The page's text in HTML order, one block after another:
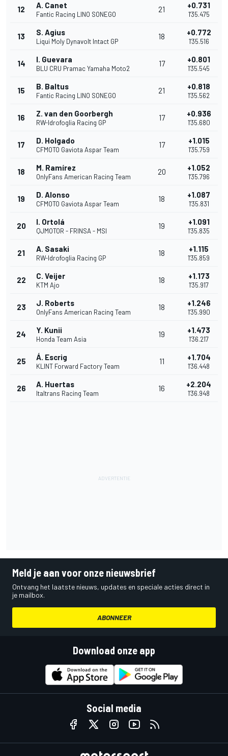
12 A. Canet
Fantic Racing LINO SONEGO
21 +0.731
1'35.475
13 S. Agius
Liqui Moly Dynavolt Intact GP
18 +0.772
1'35.516
14 I. Guevara
BLU CRU Pramac Yamaha Moto2
17 +0.801
1'35.545
15 B. Baltus
Fantic Racing LINO SONEGO
21 +0.818
1'35.562
16 Z. van den Goorbergh
RW-Idrofoglia Racing GP
17 +0.936
1'35.680
17 D. Holgado
CFMOTO Gaviota Aspar Team
17 +1.015
1'35.759
18 M. Ramírez
OnlyFans American Racing Team
20 +1.052
1'35.796
19 D. Alonso
CFMOTO Gaviota Aspar Team
18 +1.087
1'35.831
20 I. Ortolá
QJMOTOR - FRINSA - MSI
19 +1.091
1'35.835
21 A. Sasaki
RW-Idrofoglia Racing GP
18 +1.115
1'35.859
22 C. Veijer
KTM Ajo
18 +1.173
1'35.917
23 J. Roberts
OnlyFans American Racing Team
18 +1.246
1'35.990
24 Y. Kunii
Honda Team Asia
19 +1.473
1'36.217
25 Á. Escrig
KLINT Forward Factory Team
11 +1.704
1'36.448
26 A. Huertas
Italtrans Racing Team
16 +2.204
1'36.948
Meld je aan voor onze nieuwsbrief
Ontvang het laatste nieuws, updates en speciale acties direct in
je mailbox.
ABONNEER
Download onze app
Social media